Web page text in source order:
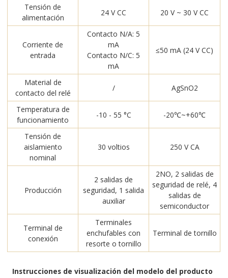
Tensión de
alimentación
24 V CC 20 V ~ 30 V CC
Corriente de
entrada
Contacto N/A: 5
mA
Contacto N/C: 5
mA
≤50 mA (24 V CC)
Material de
contacto del relé
/ AgSnO2
Temperatura de
funcionamiento
-10 - 55 °C -20℃~+60℃
Tensión de
aislamiento
nominal
30 voltios 250 V CA
Producción
2 salidas de
seguridad, 1 salida
auxiliar
2NO, 2 salidas de
seguridad de relé, 4
salidas de
semiconductor
Terminal de
conexión
Terminales
enchufables con
resorte o tornillo
Terminal de tornillo
Instrucciones de visualización del modelo del producto